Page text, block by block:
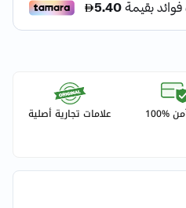
%100 علامات تجارية أصلية